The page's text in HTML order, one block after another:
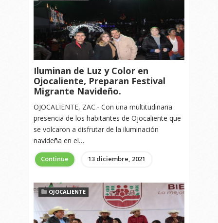
Iluminan de Luz y Color en
Ojocaliente, Preparan Festival
Migrante Navideño.
OJOCALIENTE, ZAC.- Con una multitudinaria
presencia de los habitantes de Ojocaliente que
se volcaron a disfrutar de la iluminación
navideña en el…
Continue 13 diciembre, 2021
OJOCALIENTE